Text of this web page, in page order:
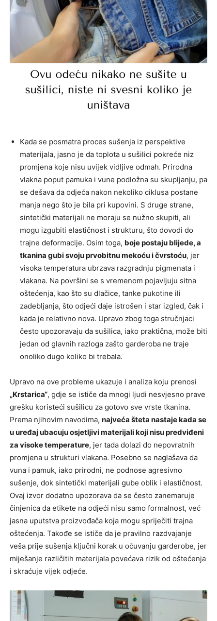
Kada se posmatra proces sušenja iz perspektive
materijala, jasno je da toplota u sušilici pokreće niz
promjena koje nisu uvijek vidljive odmah. Prirodna
vlakna poput pamuka i vune podložna su skupljanju, pa
se dešava da odjeća nakon nekoliko ciklusa postane
manja nego što je bila pri kupovini. S druge strane,
sintetički materijali ne moraju se nužno skupiti, ali
mogu izgubiti elastičnost i strukturu, što dovodi do
trajne deformacije. Osim toga, boje postaju blijede, a
tkanina gubi svoju prvobitnu mekoću i čvrstoću, jer
visoka temperatura ubrzava razgradnju pigmenata i
vlakana. Na površini se s vremenom pojavljuju sitna
oštećenja, kao što su dlačice, tanke pukotine ili
zadebljanja, što odjeći daje istrošen i star izgled, čak i
kada je relativno nova. Upravo zbog toga stručnjaci
često upozoravaju da sušilica, iako praktična, može biti
jedan od glavnih razloga zašto garderoba ne traje
onoliko dugo koliko bi trebala.
Upravo na ove probleme ukazuje i analiza koju prenosi
„Krstarica“, gdje se ističe da mnogi ljudi nesvjesno prave
grešku koristeći sušilicu za gotovo sve vrste tkanina.
Prema njihovim navodima, najveća šteta nastaje kada se
u uređaj ubacuju osjetljivi materijali koji nisu predviđeni
za visoke temperature, jer tada dolazi do nepovratnih
promjena u strukturi vlakana. Posebno se naglašava da
vuna i pamuk, iako prirodni, ne podnose agresivno
sušenje, dok sintetički materijali gube oblik i elastičnost.
Ovaj izvor dodatno upozorava da se često zanemaruje
činjenica da etikete na odjeći nisu samo formalnost, već
jasna uputstva proizvođača koja mogu spriječiti trajna
oštećenja. Takođe se ističe da je pravilno razdvajanje
veša prije sušenja ključni korak u očuvanju garderobe, jer
miješanje različitih materijala povećava rizik od oštećenja
i skraćuje vijek odjeće.